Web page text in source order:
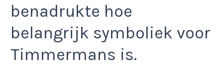
benadrukte hoe
belangrijk symboliek voor
Timmermans is.